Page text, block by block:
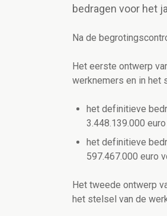
bedragen voor het
Na de
Het eerste ontwerp
werknemers en in
het definitieve
3.448.139.000
het definitieve
597.467.000 euro
Het tweede ontwerp
het stelsel van de